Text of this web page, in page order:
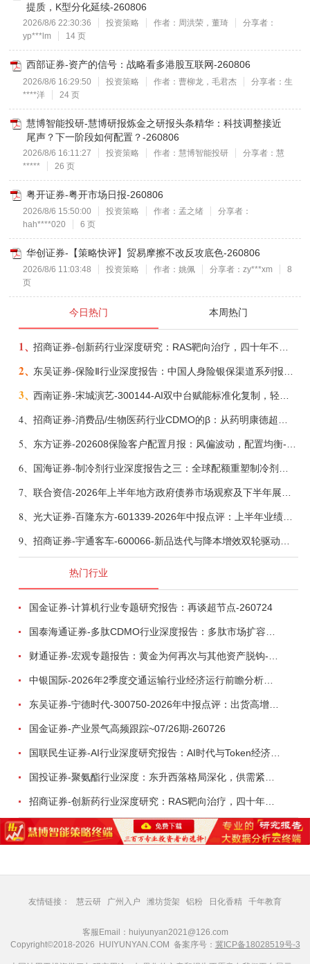
提质，K型分化延续-260806
2026/8/6 22:30:36 投资策略 作者：周洪荣，董琦
分享者：
yp***lm
14 页
西部证券-资产的信号：战略看多港股互联网-260806
2026/8/6 16:29:50 投资策略 作者：曹柳龙，毛君杰
分享者：生
****洋
24 页
慧博智能投研-慧博研报炼金之研报头条精华：科技调整接近
尾声？下一阶段如何配置？-260806
2026/8/6 16:11:27 投资策略 作者：慧博智能投研
分享者：慧
*****
26 页
粤开证券-粤开市场日报-260806
2026/8/6 15:50:00 投资策略 作者：孟之绪
分享者：
hah****020
6 页
华创证券-【策略快评】贸易摩擦不改反攻底色-260806
2026/8/6 11:03:48 投资策略 作者：姚佩 分享者：zy***xm
8
页
今日热门 本周热门
1、
2、
3、
4、
5、
6、
7、
8、 光大证券-百隆东方-601339-2026年中报点评：上半年业绩表现高增，国内外产能均有亮眼表现-260807
9、
热门行业
国金证券-计算机行业专题研究报告：再谈超节点-260724
中银国际-2026年2季度交通运输行业经济运行前瞻分析：地缘冲突致航运和航空景气度分化，交通基础设施板块总体呈现稳健特征-260724
东吴证券-宁德时代-300750-2026年中报点评：出货高增业绩稳健，回购彰显龙头信心-260726
国金证券-产业景气高频跟踪~07/26期-260726
国联民生证券-AI行业深度研究报告：AI时代与Token经济，从技术符号到数字石油-260801
招商证券-创新药行业深度研究：RAS靶向治疗，四十年不可成药的终结，与终结之后的治疗格局演化-260805
友情链接： 慧云研 广州入户 潍坊货架 铝粉 日化香精 千年教育
客服Email：huiyunyan2021@126.com
Copyright©2018-2026 HUIYUNYAN.COM 备案序号： 冀ICP备18028519号-3